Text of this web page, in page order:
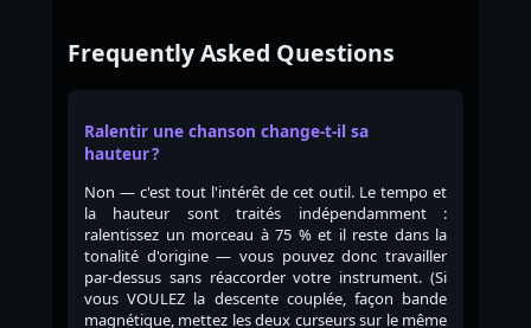
Frequently Asked Questions
Ralentir une chanson change-t-il sa
hauteur ?
Non — c'est tout l'intérêt de cet outil. Le tempo et
la hauteur sont traités indépendamment :
ralentissez un morceau à 75 % et il reste dans la
tonalité d'origine — vous pouvez donc travailler
par-dessus sans réaccorder votre instrument. (Si
vous VOULEZ la descente couplée, façon bande
magnétique, mettez les deux curseurs sur le même